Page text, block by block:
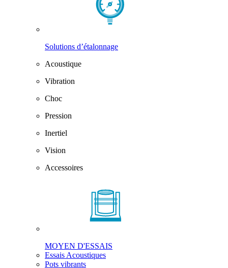
Solutions d’étalonnage
Acoustique
Vibration
Choc
Pression
Inertiel
Vision
Accessoires
MOYEN D'ESSAIS
Essais Acoustiques
Pots vibrants